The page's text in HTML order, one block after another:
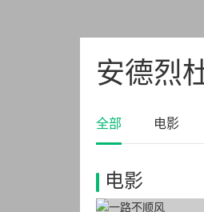
安德烈
全部 电影
电影